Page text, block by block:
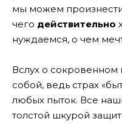
мы можем произнести
чего действительно
нуждаемся, о чем
Вслух о сокровенном
собой, ведь страх
любых пыток. Все
толстой шкурой